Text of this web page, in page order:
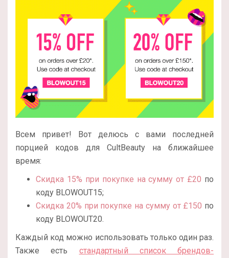
Всем привет! Вот делюсь с вами последней
порцией кодов для CultBeauty на ближайшее
время:
Скидка 15% при покупке на сумму от £20 по
коду BLOWOUT15;
Скидка 20% при покупке на сумму от £150 по
коду BLOWOUT20.
Каждый код можно использовать только один раз.
Также есть стандартный список брендов-